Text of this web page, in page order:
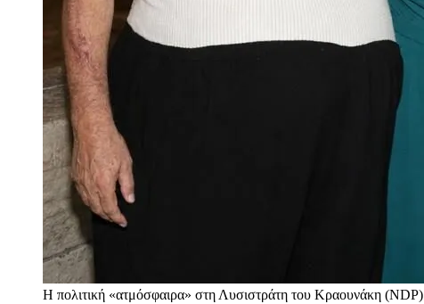
Η πολιτική «ατμόσφαιρα» στη Λυσιστράτη του Κραουνάκη (NDP)